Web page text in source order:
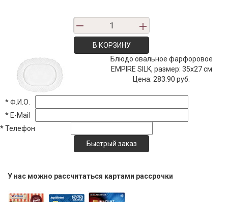
В КОРЗИНУ
Блюдо овальное фарфоровое
EMPIRE SILK, размер: 35х27 см
Цена: 283.90 руб.
*Ф.И.О.
*E-Mail
*Телефон
У нас можно рассчитаться картами рассрочки